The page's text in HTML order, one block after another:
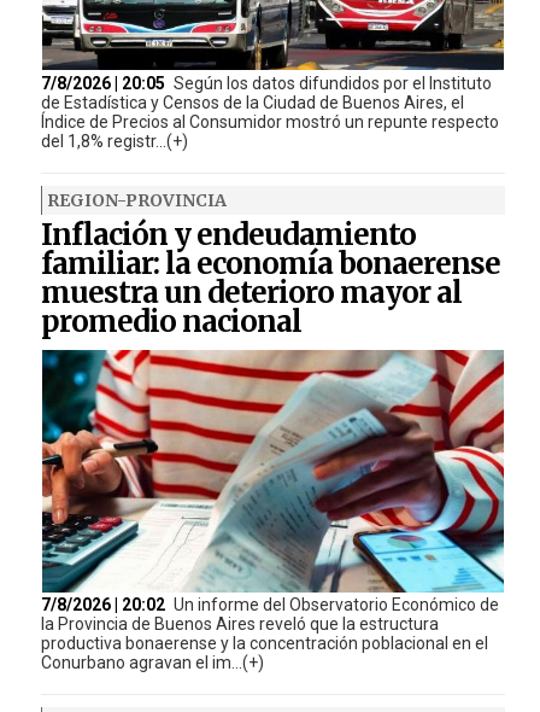
7/8/2026 | 20:05 Según los datos difundidos por el Instituto
de Estadística y Censos de la Ciudad de Buenos Aires, el
Índice de Precios al Consumidor mostró un repunte respecto
del 1,8% registr...(+)
REGION-PROVINCIA
Inflación y endeudamiento
familiar: la economía bonaerense
muestra un deterioro mayor al
promedio nacional
7/8/2026 | 20:02 Un informe del Observatorio Económico de
la Provincia de Buenos Aires reveló que la estructura
productiva bonaerense y la concentración poblacional en el
Conurbano agravan el im...(+)